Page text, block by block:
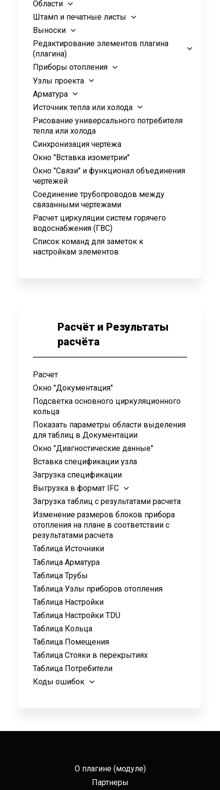
Области
Штамп и печатные листы
Выноски
Редактирование элементов плагина
(плагина)
Приборы отопления
Узлы проекта
Арматура
Источник тепла или холода
Рисование универсального потребителя
тепла или холода
Синхронизация чертежа
Окно "Вставка изометрии"
Окно "Связи" и функционал объединения
чертежей
Соединение трубопроводов между
связанными чертежами
Расчет циркуляции систем горячего
водоснабжения (ГВС)
Список команд для заметок к
настройкам элементов
Расчёт и Результаты
расчёта
Расчет
Окно "Документация"
Подсветка основного циркуляционного
кольца
Показать параметры области выделения
для таблиц в Документации
Окно "Диагностические данные"
Вставка спецификации узла
Загрузка спецификации
Выгрузка в формат IFC
Загрузка таблиц с результатами расчета
Изменение размеров блоков прибора
отопления на плане в соответствии с
результатами расчета
Таблица Источники
Таблица Арматура
Таблица Трубы
Таблица Узлы приборов отопления
Таблица Настройки
Таблица Настройки TDU
Таблица Кольца
Таблица Помещения
Таблица Стояки в перекрытиях
Таблица Потребители
Коды ошибок
О плагине (модуле)
Партнеры